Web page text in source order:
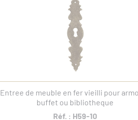
Entree de meuble en fer vieilli pour
buffet ou bibliotheque
Réf. : H59-10